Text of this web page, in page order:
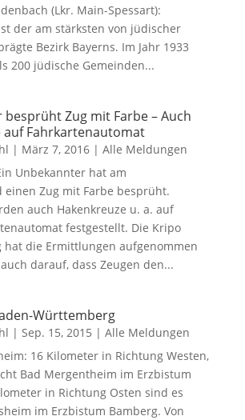
(Lkr. Main-Spessart):
der am stärksten von jüdischer
Bezirk Bayerns. Im Jahr 1933
200 jüdische Gemeinden...
Zug mit Farbe – Auch
auf Fahrkartenautomat
| März 7, 2016| Alle Meldungen
Unbekannter hat am
einen Zug mit Farbe besprüht.
auch Hakenkreuze u. a. auf
festgestellt. Die Kripo
hat die Ermittlungen aufgenommen
darauf, dass Zeugen den...
Württemberg
| Sep. 15, 2015 | Alle Meldungen
16 Kilometer in Richtung Westen,
Bad Mergentheim im Erzbistum
in Richtung Osten sind es
im Erzbistum Bamberg. Von